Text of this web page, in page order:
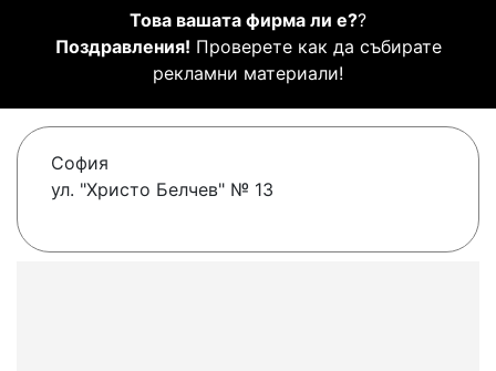
Това вашата фирма ли е??
Поздравления! Проверете как да събирате
рекламни материали!
София
ул. "Христо Белчев" № 13